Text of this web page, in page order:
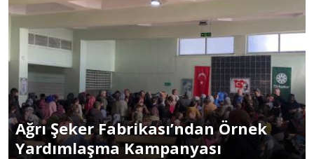
Ağrı Şeker Fabrikası’ndan Örnek
Yardımlaşma Kampanyası